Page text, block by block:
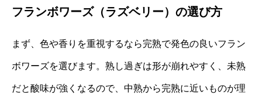
フランボワーズ（ラズベリー）の選び方
まず、色や香りを重視するなら完熟で発色の良いフラン
ボワーズを選びます。熟し過ぎは形が崩れやすく、未熟
だと酸味が強くなるので、中熟から完熟に近いものが理